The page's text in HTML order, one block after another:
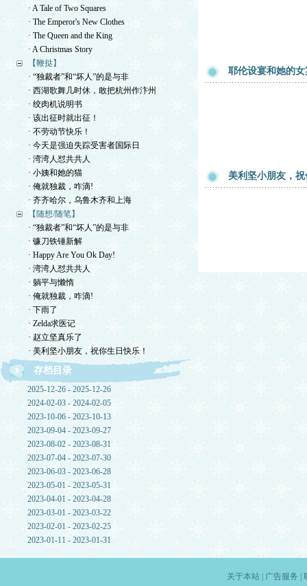
· A Tale of Two Squares
· The Emperor's New Clothes
· The Queen and the King
· A Christmas Story
【鞭挞】
· “独裁者”和“坏人”的是与非
· 西湖歌舞几时休，敢把杭州作汴州
· 绞肉机说明书
· 该出征时就出征！
· 不劳动节快乐！
· 今天是强迫失踪受害者国际日
· 湾湾人怼共共人
· 小姨和她的猫
· 俺就独裁，咋滴!
· 齐齐哈尔，乌鲁木齐和上海
【随想/随笔】
· “独裁者”和“坏人”的是与非
· 镰刀铁锤新解
· Happy Are You Ok Day!
· 湾湾人怼共共人
· 躺平与懒惰
· 俺就独裁，咋滴!
· 下雨了
· Zelda求医记
· 赵立坚真乐了
· 美利坚小朋友，祝你生日快乐！
存档目录
2025-12-26 - 2025-12-26
2024-02-03 - 2024-02-05
2023-10-06 - 2023-10-13
2023-09-04 - 2023-09-27
2023-08-02 - 2023-08-31
2023-07-04 - 2023-07-30
2023-06-03 - 2023-06-28
2023-05-01 - 2023-05-31
2023-04-01 - 2023-04-28
2023-03-01 - 2023-03-22
2023-02-01 - 2023-02-25
2023-01-11 - 2023-01-31
耶伦设宴和她的女
美利坚小朋友，
关于本站| 广告服务